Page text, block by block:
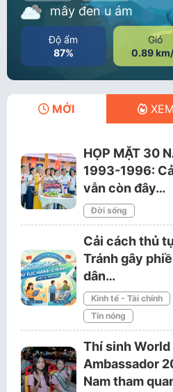
mây đen u ám
Độ ẩm
87%
Gió
0.89
MỚI XEM
HỌP MẶT 30
1993-1996:
vẫn còn đây…
Đời sống
Cải cách thủ
Tránh gây
dân…
Kinh tế - Tài chính
Tin nóng
Thí sinh
Ambassador
Nam tham